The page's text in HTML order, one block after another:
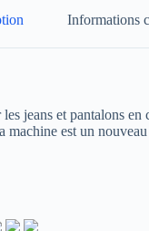
Informations
et pantalons
machine est un